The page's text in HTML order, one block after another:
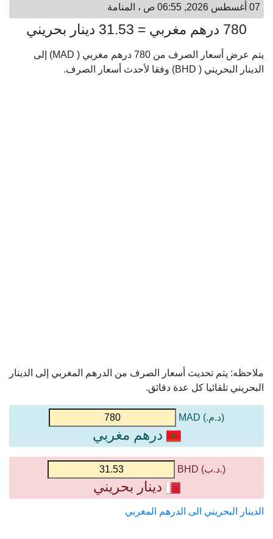
07 أغسطس 2026, 06:55 ص ، المنامة
780 درهم مغربي = 31.53 دينار بحريني
يتم عرض أسعار الصرف من 780 درهم مغربي ( MAD) إلى
الدينار البحريني ( BHD) وفقا لأحدث أسعار الصرف.
ملاحظه: يتم تحديث أسعار الصرف من الدرهم المغربي إلى الدينار
البحريني تلقائيا كل عدة دقائق.
(د.م.) MAD
درهم مغربي
(.د.ب) BHD
دينار بحريني
الدينار البحريني الى الدرهم المغربي